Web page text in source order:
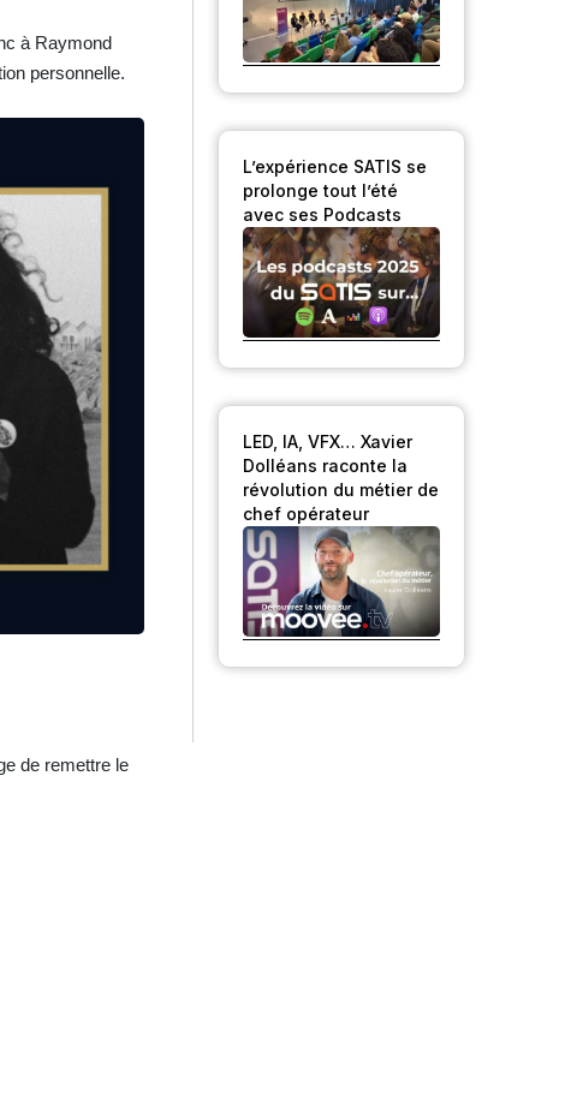
à Raymond
personnelle.
de remettre le
L’expérience SATIS se
prolonge tout l’été
avec ses Podcasts
LED, IA, VFX… Xavier
Dolléans raconte la
révolution du métier de
chef opérateur